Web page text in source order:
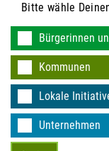
Bitte wähle
Bürgerinnen
Kommunen
Lokale
Unternehmen